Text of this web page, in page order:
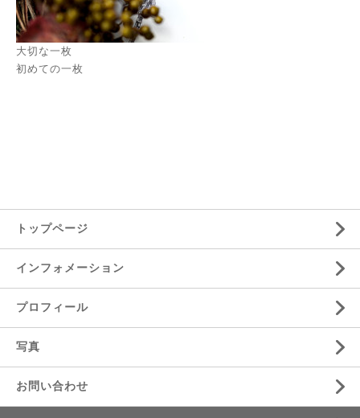
大切な一枚
初めての一枚
トップページ
インフォメーション
プロフィール
写真
お問い合わせ